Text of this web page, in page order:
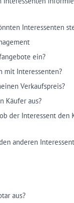
Interessenten
ein?
mit Interessenten?
Verkaufspreis?
Käufer aus?
der Interessent den
anderen
aus?